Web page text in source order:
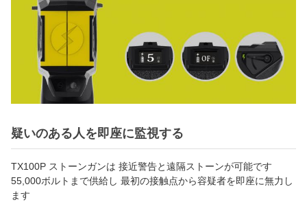
疑いのある人を即座に監視する
TX100P ストーンガンは 接近警告と遠隔ストーンが可能です
55,000ボルトまで供給し 最初の接触点から容疑者を即座に無力し
ます